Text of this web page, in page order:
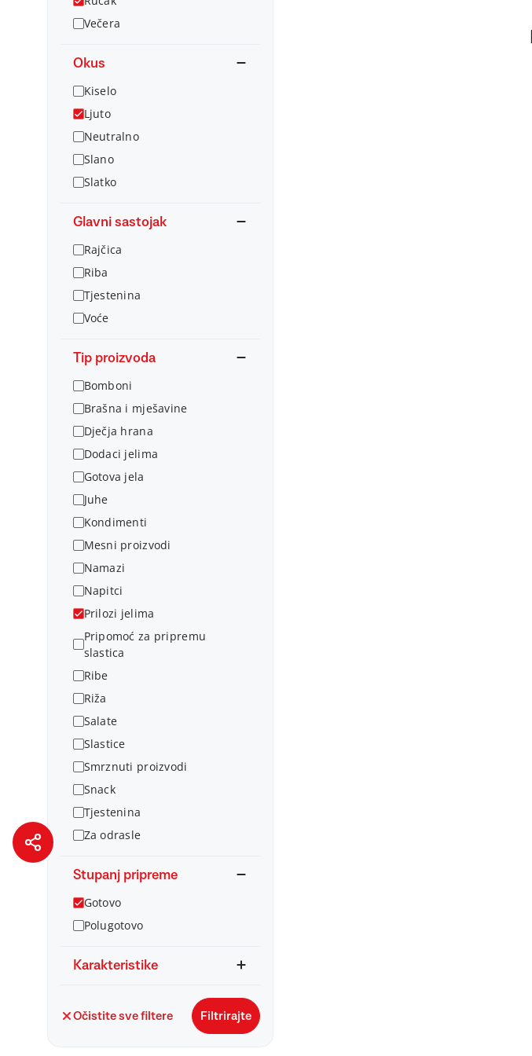
Večera
Okus
Kiselo
Ljuto
Neutralno
Slano
Slatko
Glavni sastojak
Rajčica
Riba
Tjestenina
Voće
Tip proizvoda
Bomboni
Brašna i mješavine
Dječja hrana
Dodaci jelima
Gotova jela
Juhe
Kondimenti
Mesni proizvodi
Namazi
Napitci
Prilozi jelima
Pripomoć za pripremu
slastica
Ribe
Riža
Salate
Slastice
Smrznuti proizvodi
Snack
Tjestenina
Za odrasle
Stupanj pripreme
Gotovo
Polugotovo
Karakteristike
Očistite sve filtere Filtrirajte